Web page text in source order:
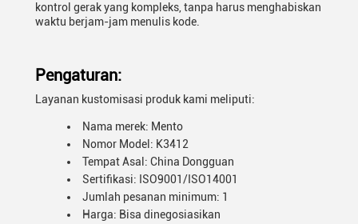
kontrol gerak yang kompleks, tanpa harus menghabiskan
waktu berjam-jam menulis kode.
Pengaturan:
Layanan kustomisasi produk kami meliputi:
Nama merek: Mento
Nomor Model: K3412
Tempat Asal: China Dongguan
Sertifikasi: ISO9001/ISO14001
Jumlah pesanan minimum: 1
Harga: Bisa dinegosiasikan